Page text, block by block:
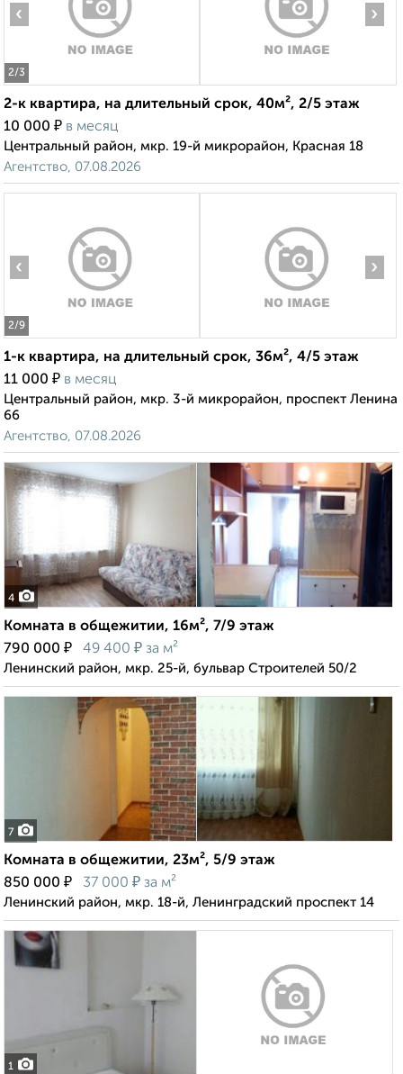
2/3
‹ ›
2-к квартира, на длительный срок, 40м², 2/5 этаж
10 000 ₽ в месяц
Центральный район, мкр. 19-й микрорайон, Красная 18
Агентство, 07.08.2026
2/9
‹ ›
1-к квартира, на длительный срок, 36м², 4/5 этаж
11 000 ₽ в месяц
Центральный район, мкр. 3-й микрорайон, проспект Ленина
66
Агентство, 07.08.2026
4
Комната в общежитии, 16м², 7/9 этаж
790 000 ₽ 49 400 ₽ за м²
Ленинский район, мкр. 25-й, бульвар Строителей 50/2
7
Комната в общежитии, 23м², 5/9 этаж
850 000 ₽ 37 000 ₽ за м²
Ленинский район, мкр. 18-й, Ленинградский проспект 14
1